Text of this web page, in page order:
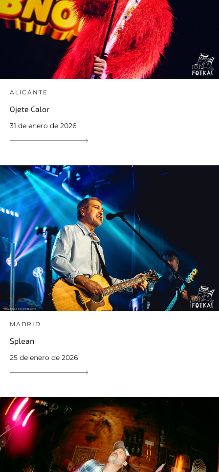
ALICANTE
Ojete Calor
31 de enero de 2026
MADRID
Splean
25 de enero de 2026